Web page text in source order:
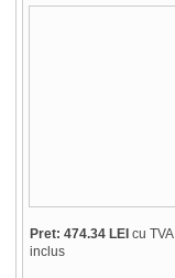
Pret: 474.34 LEI cu TVA
inclus